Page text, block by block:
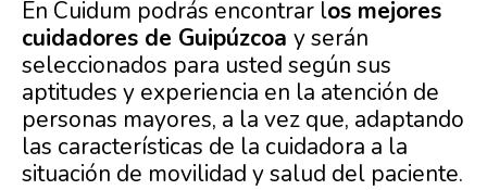
En Cuidum podrás encontrar los mejores
cuidadores de Guipúzcoa y serán
seleccionados para usted según sus
aptitudes y experiencia en la atención de
personas mayores, a la vez que, adaptando
las características de la cuidadora a la
situación de movilidad y salud del paciente.